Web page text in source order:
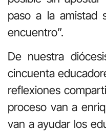
paso a la amistad
encuentro”.
De nuestra
cincuenta
reflexiones
proceso van a
van a ayudar los